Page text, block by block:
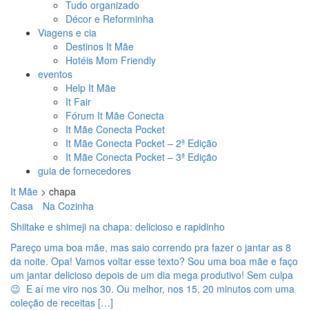
Tudo organizado
Décor e Reforminha
Viagens e cia
Destinos It Mãe
Hotéis Mom Friendly
eventos
Help It Mãe
It Fair
Fórum It Mãe Conecta
It Mãe Conecta Pocket
It Mãe Conecta Pocket – 2ª Edição
It Mãe Conecta Pocket – 3ª Edição
guia de fornecedores
It Mãe > chapa
Casa
Na Cozinha
Shiitake e shimeji na chapa: delicioso e rapidinho
Pareço uma boa mãe, mas saio correndo pra fazer o jantar as 8
da noite. Opa! Vamos voltar esse texto? Sou uma boa mãe e faço
um jantar delicioso depois de um dia mega produtivo! Sem culpa
😉 E aí me viro nos 30. Ou melhor, nos 15, 20 minutos com uma
coleção de receitas […]